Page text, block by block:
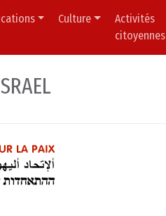
Culture
Activités
citoyennes